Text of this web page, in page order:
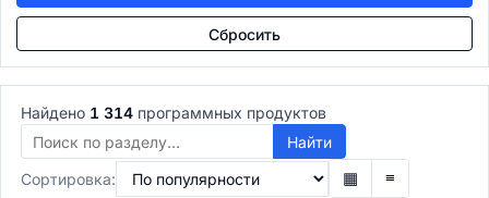
Управление талантами
Обучение персонала (LMS)
LMS-системы
LXP платформы
Корпоративные университеты
E-learning авторинг
Расчёт зарплаты
Сбросить
Найдено 1 314 программных продуктов
Найти
Сортировка:
▦ ≡